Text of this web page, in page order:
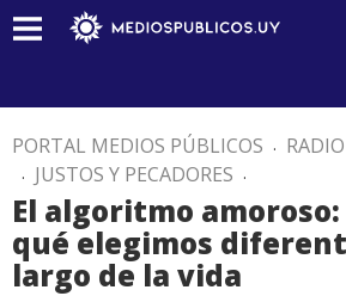
PORTAL MEDIOS PÚBLICOS . RADIO
. JUSTOS Y PECADORES .
El algoritmo
qué elegimos
largo de la vida